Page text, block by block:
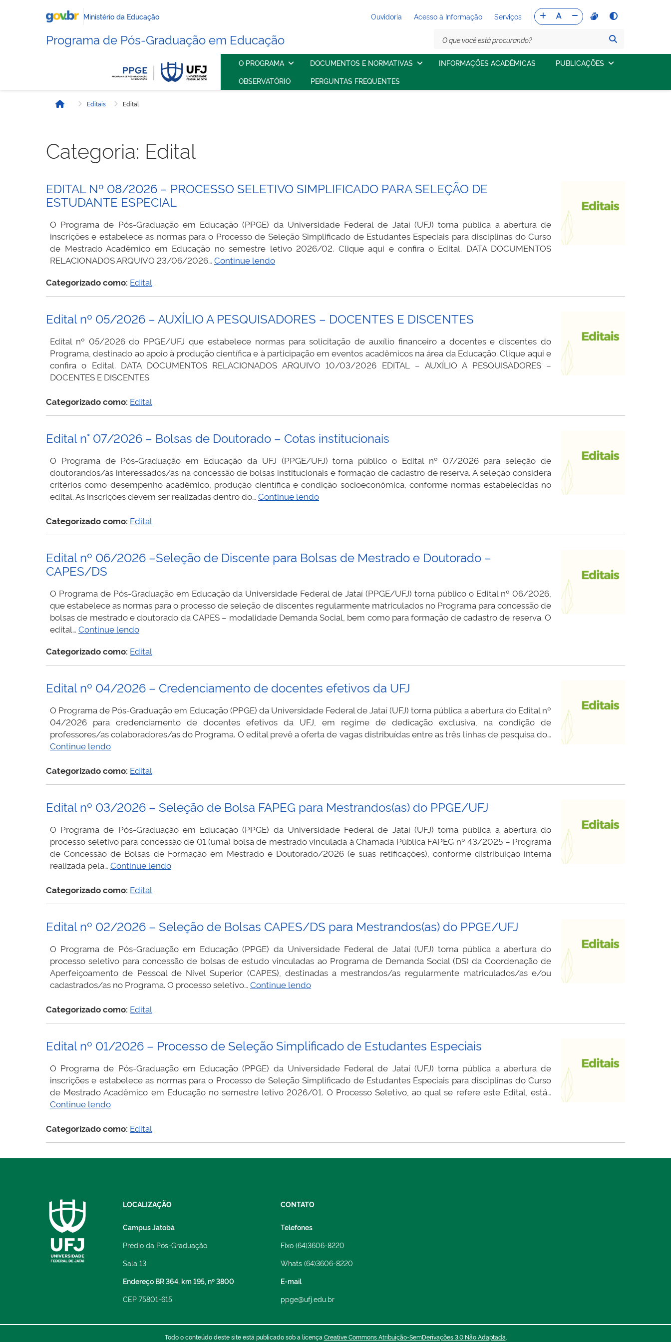
Ministério da Educação Ouvidoria Acesso à Informação Serviços
Programa de Pós-Graduação em Educação
O PROGRAMA DOCUMENTOS E NORMATIVAS INFORMAÇÕES ACADÊMICAS
PUBLICAÇÕES
OBSERVATÓRIO
PERGUNTAS FREQUENTES
Início Editais Edital
Categoria: Edital
EDITAL Nº 08/2026 – PROCESSO SELETIVO SIMPLIFICADO PARA SELEÇÃO DE
ESTUDANTE ESPECIAL
O Programa de Pós-Graduação em Educação (PPGE) da Universidade Federal de Jataí (UFJ) torna pública a abertura de
inscrições e estabelece as normas para o Processo de Seleção Simplificado de Estudantes Especiais para disciplinas do Curso
de Mestrado Acadêmico em Educação no semestre letivo 2026/02. Clique aqui e confira o Edital. DATA DOCUMENTOS
RELACIONADOS ARQUIVO 23/06/2026… Continue lendoEDITAL
–
SELETIVO
PARA
SELEÇÃO
DE
Categorizado como: Edital
Edital nº 05/2026 – AUXÍLIO A PESQUISADORES – DOCENTES E DISCENTES
Edital nº 05/2026 do PPGE/UFJ que estabelece normas para solicitação de auxílio financeiro a docentes e discentes do
Programa, destinado ao apoio à produção científica e à participação em eventos acadêmicos na área da Educação. Clique aqui e
confira o Edital. DATA DOCUMENTOS RELACIONADOS ARQUIVO 10/03/2026 EDITAL – AUXÍLIO A PESQUISADORES –
DOCENTES E DISCENTES
Categorizado como: Edital
Edital n° 07/2026 – Bolsas de Doutorado – Cotas institucionais
O Programa de Pós-Graduação em Educação da UFJ (PPGE/UFJ) torna público o Edital nº 07/2026 para seleção de
doutorandos/as interessados/as na concessão de bolsas institucionais e formação de cadastro de reserva. A seleção considera
critérios como desempenho acadêmico, produção científica e condição socioeconômica, conforme normas estabelecidas no
edital. As inscrições devem ser realizadas dentro do… Continue lendoEdital
de
Cotas
institucionais
Categorizado como: Edital
Edital nº 06/2026 –Seleção de Discente para Bolsas de Mestrado e Doutorado –
CAPES/DS
O Programa de Pós-Graduação em Educação da Universidade Federal de Jataí (PPGE/UFJ) torna público o Edital nº 06/2026,
que estabelece as normas para o processo de seleção de discentes regularmente matriculados no Programa para concessão de
bolsas de mestrado e doutorado da CAPES – modalidade Demanda Social, bem como para formação de cadastro de reserva. O
edital… Continue lendoEdital
06/2026
–
de
para
Bolsas
de
Doutorado
–
Categorizado como: Edital
Edital nº 04/2026 – Credenciamento de docentes efetivos da UFJ
O Programa de Pós-Graduação em Educação (PPGE) da Universidade Federal de Jataí (UFJ) torna pública a abertura do Edital nº
04/2026 para credenciamento de docentes efetivos da UFJ, em regime de dedicação exclusiva, na condição de
professores/as colaboradores/as do Programa. O edital prevê a oferta de vagas distribuídas entre as três linhas de pesquisa do…
Continue lendoEdital
04/2026
de
efetivos
da
UFJ
Categorizado como: Edital
Edital nº 03/2026 – Seleção de Bolsa FAPEG para Mestrandos(as) do PPGE/UFJ
O Programa de Pós-Graduação em Educação (PPGE) da Universidade Federal de Jataí (UFJ) torna pública a abertura do
processo seletivo para concessão de 01 (uma) bolsa de mestrado vinculada à Chamada Pública FAPEG nº 43/2025 – Programa
de Concessão de Bolsas de Formação em Mestrado e Doutorado/2026 (e suas retificações), conforme distribuição interna
realizada pela… Continue lendoEdital
de
Bolsa
FAPEG
para
Mestrandos(as)
do
Categorizado como: Edital
Edital nº 02/2026 – Seleção de Bolsas CAPES/DS para Mestrandos(as) do PPGE/UFJ
O Programa de Pós-Graduação em Educação (PPGE) da Universidade Federal de Jataí (UFJ) torna pública a abertura do
processo seletivo para concessão de bolsas de estudo vinculadas ao Programa de Demanda Social (DS) da Coordenação de
Aperfeiçoamento de Pessoal de Nível Superior (CAPES), destinadas a mestrandos/as regularmente matriculados/as e/ou
cadastrados/as no Programa. O processo seletivo… Continue lendoEdital
de
CAPES/DS
para
Mestrandos(as)
Categorizado como: Edital
Edital nº 01/2026 – Processo de Seleção Simplificado de Estudantes Especiais
O Programa de Pós-Graduação em Educação (PPGE) da Universidade Federal de Jataí (UFJ) torna pública a abertura de
inscrições e estabelece as normas para o Processo de Seleção Simplificado de Estudantes Especiais para disciplinas do Curso
de Mestrado Acadêmico em Educação no semestre letivo 2026/01. O Processo Seletivo, ao qual se refere este Edital, está…
Continue lendoEdital
01/2026
Estudantes
Especiais
Categorizado como: Edital
LOCALIZAÇÃO
Campus Jatobá
Prédio da Pós-Graduação
Sala 13
Endereço BR 364, km 195, nº 3800
CEP 75801-615
CONTATO
Telefones
Fixo (64)3606-8220
Whats (64)3606-8220
E-mail
ppge@ufj.edu.br
Todo o conteúdo deste site está publicado sob a licença Creative Commons Atribuição-SemDerivações 3.0 Não Adaptada